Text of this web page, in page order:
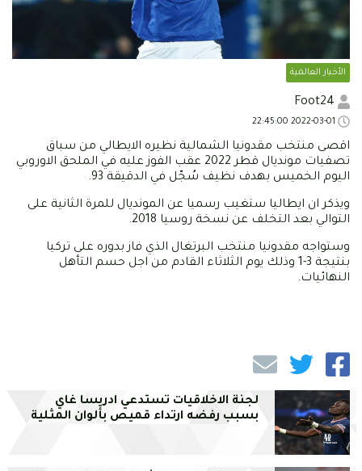
الأخبار العالمية
اقصى منتخب مقدونيا الشمالية نظيره الايطالي من سباق
تصفيات مونديال قطر 2022 عقب الفوز عليه في الملحق الاوروبي
اليوم الخميس بهدف نظيف سُجّل في الدقيقة 93.
ويذكر ان ايطاليا ستغيب رسميا عن المونديال للمرة الثانية على
التوالي بعد التخلف عن نسخة روسيا 2018.
وستواجه مقدونيا منتخب البرتغال الذي فاز بدوره على تركيا
بنتيجة 3-1 وذلك يوم الثلاثاء القادم من اجل حسم التأهل
النهائيات.
لجنة الاخلاقيات تستدعي ادريسا غاي
بسبب رفضه ارتداء قميص بألوان المثلية